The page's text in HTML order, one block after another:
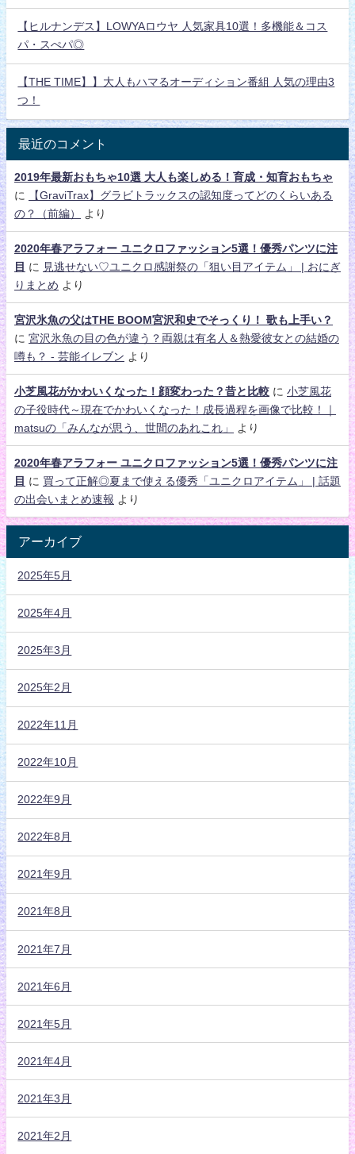
【ヒルナンデス】LOWYAロウヤ 人気家具10選！多機能＆コス
パ・スぺパ◎
【THE TIME】】大人もハマるオーディション番組 人気の理由3
つ！
最近のコメント
2019年最新おもちゃ10選 大人も楽しめる！育成・知育おもちゃ
に
【GraviTrax】グラビトラックスの認知度ってどのくらいある
の？（前編）
より
2020年春アラフォー ユニクロファッション5選！優秀パンツに注
目 に
見逃せない♡ユニクロ感謝祭の「狙い目アイテム」 | おにぎ
りまとめ より
宮沢氷魚の父はTHE BOOM宮沢和史でそっくり！ 歌も上手い？
に 宮沢氷魚の目の色が違う？両親は有名人＆熱愛彼女との結婚の
噂も？ - 芸能イレブン より
小芝風花がかわいくなった！顔変わった？昔と比較 に 小芝風花
の子役時代～現在でかわいくなった！成長過程を画像で比較！｜
matsuの「みんなが思う、世間のあれこれ」
より
2020年春アラフォー ユニクロファッション5選！優秀パンツに注
目 に 買って正解◎夏まで使える優秀「ユニクロアイテム」 | 話題
の出会いまとめ速報 より
アーカイブ
2025年5月
2025年4月
2025年3月
2025年2月
2022年11月
2022年10月
2022年9月
2022年8月
2021年9月
2021年8月
2021年7月
2021年6月
2021年5月
2021年4月
2021年3月
2021年2月